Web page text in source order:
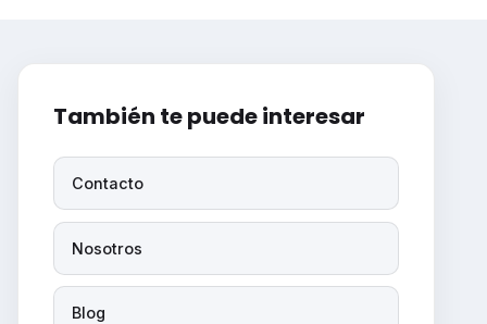
También te puede interesar
Contacto
Nosotros
Blog